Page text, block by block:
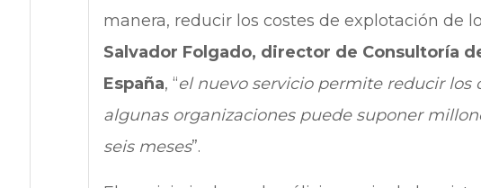
manera, reducir los costes de explotación de
Salvador Folgado, director de Consultoría
España, “el nuevo servicio permite reducir los
algunas organizaciones puede suponer
seis meses”.